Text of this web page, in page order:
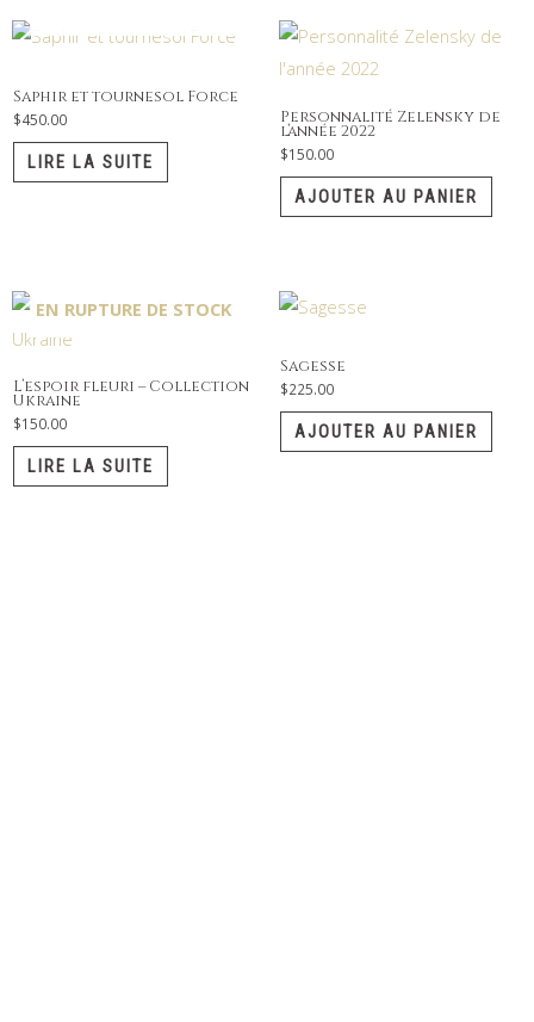
Saphir et tournesol Force
$450.00
LIRE LA SUITE
Personnalité Zelensky de
l’année 2022
$150.00
AJOUTER AU PANIER
EN RUPTURE DE STOCK
L’espoir fleuri – Collection
Ukraine
$150.00
LIRE LA SUITE
Sagesse
$225.00
AJOUTER AU PANIER